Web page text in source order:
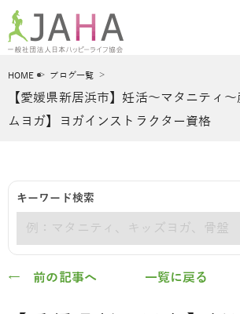
HOME ブログ一覧
【愛媛県新居浜市】妊活～マタニティ
ムヨガ】ヨガインストラクター資格
キーワード検索
← 前の記事へ 一覧に戻る